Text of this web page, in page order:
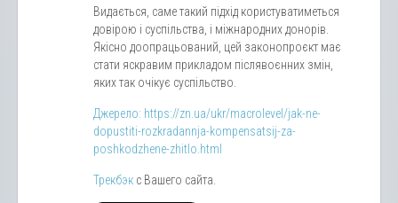
Видається, саме такий підхід користуватиметься
довірою і суспільства, і міжнародних донорів.
Якісно доопрацьований, цей законопроєкт має
стати яскравим прикладом післявоєнних змін,
яких так очікує суспільство.
Джерело: https://zn.ua/ukr/macrolevel/jak-ne-
dopustiti-rozkradannja-kompensatsij-za-
poshkodzhene-zhitlo.html
Трекбэк с Вашего сайта.